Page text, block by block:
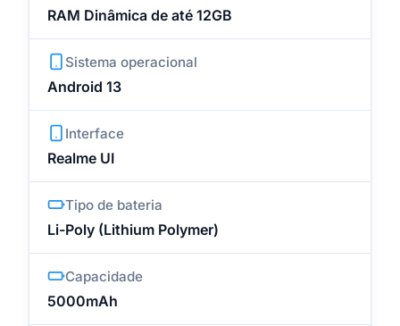
RAM Dinâmica de até 12GB
Sistema operacional
Android 13
Interface
Realme UI
Tipo de bateria
Li-Poly (Lithium Polymer)
Capacidade
5000mAh